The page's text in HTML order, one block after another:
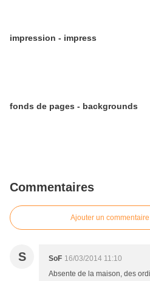
impression - impress
fonds de pages - backgrounds
Commentaires
Ajouter un commentaire
S SoF 16/03/2014 11:10
Absente de la maison, des